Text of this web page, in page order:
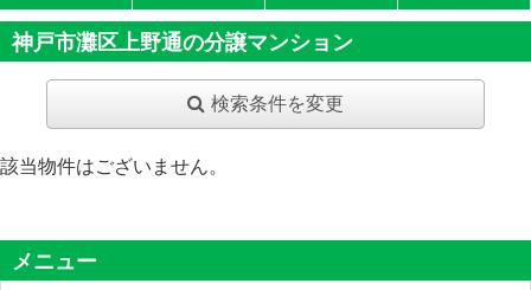
神戸市灘区上野通の分譲マンション
検索条件を変更
該当物件はございません。
メニュー